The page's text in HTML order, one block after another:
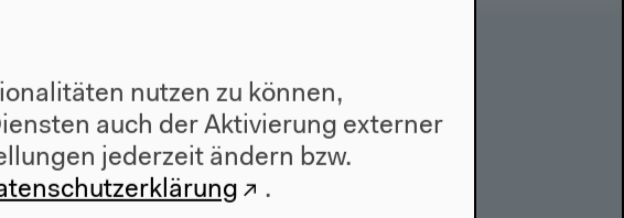
Kontakt
Presse
Team
Datenschutzeinstellungen
nutzen zu können,
auch der Aktivierung externer
jederzeit ändern bzw.
.